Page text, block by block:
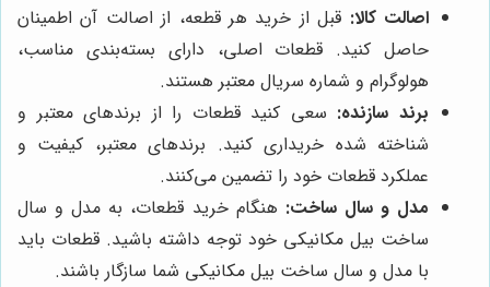
اصالت کالا: قبل از خرید هر قطعه، از اصالت آن اطمینان
حاصل کنید. قطعات اصلی، دارای بسته‌بندی مناسب،
هولوگرام و شماره سریال معتبر هستند.
برند سازنده: سعی کنید قطعات را از برندهای معتبر و
شناخته شده خریداری کنید. برندهای معتبر، کیفیت و
عملکرد قطعات خود را تضمین می‌کنند.
مدل و سال ساخت: هنگام خرید قطعات، به مدل و سال
ساخت بیل مکانیکی خود توجه داشته باشید. قطعات باید
با مدل و سال ساخت بیل مکانیکی شما سازگار باشند.